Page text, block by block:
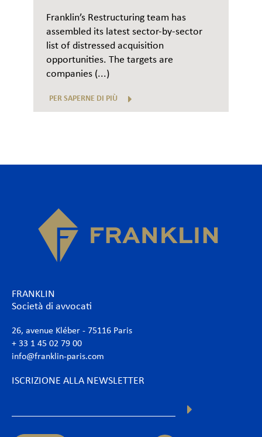
Franklin’s Restructuring team has
assembled its latest sector-by-sector
list of distressed acquisition
opportunities. The targets are
companies (...)
PER SAPERNE DI PIÙ
FRANKLIN
Società di avvocati
26, avenue Kléber - 75116 Paris
+ 33 1 45 02 79 00
info@franklin-paris.com
ISCRIZIONE ALLA NEWSLETTER